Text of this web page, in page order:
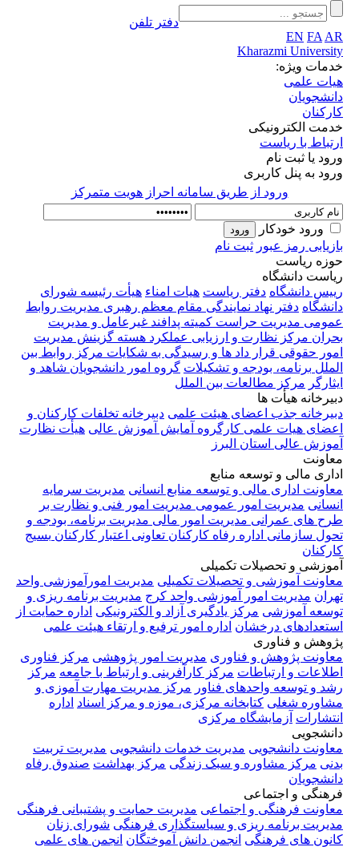
دفتر تلفن
EN FA AR
Kharazmi University
خدمات ویژه:
هیات علمی
دانشجویان
کارکنان
خدمت الکترونیکی
ارتباط با ریاست
ورود یا ثبت نام
ورود به پنل کاربری
ورود از طريق سامانه احراز هويت متمركز
ورود خودکار
بازیابی رمز عبور ثبت نام
حوزه ریاست
ریاست دانشگاه
رییس دانشگاه دفتر ریاست هیات امناء هیأت رئیسه شورای
دانشگاه دفتر نهاد نمایندگی مقام معظم رهبری مدیریت روابط
عمومی مدیریت حراست کمیته پدافند غیرعامل و مدیریت
بحران مرکز نظارت و ارزیابی عملکرد هسته گزینش مدیریت
امور حقوقی قرار داد ها و رسیدگی به شکایات مرکز روابط بین
الملل برنامه، بودجه و تشکیلات گروه امور دانشجویان شاهد و
ایثارگر مرکز مطالعات بین الملل
دبیرخانه هیأت ها
دبیرخانه جذب اعضای هیئت علمی دبیرخانه تخلفات کارکنان و
اعضای هیات علمی کارگروه آمایش آموزش عالی هیأت نظارت
آموزش عالی استان البرز
معاونت
اداری مالی و توسعه منابع
معاونت اداری مالی و توسعه منابع انسانی مدیریت سرمایه
انسانی مدیریت امور عمومی مدیریت امور فنی و نظارت بر
طرح های عمرانی مدیریت امور مالی مدیریت برنامه، بودجه و
تحول سازمانی اداره رفاه کارکنان تعاونی اعتبار کارکنان بسیج
کارکنان
آموزشی و تحصیلات تکمیلی
معاونت آموزشی و تحصیلات تکمیلی مدیریت امورآموزشی واحد
تهران مدیریت امور آموزشی واحد کرج مدیریت برنامه ریزی و
توسعه آموزشی مرکز یادگیری آزاد و الکترونیکی اداره حمایت از
استعدادهای درخشان اداره امور ترفیع و ارتقاء هیئت علمی
پژوهش و فناوری
معاونت پژوهش و فناوری مدیریت امور پژوهشی مرکز فناوری
اطلاعات و ارتباطات مرکز کارآفرینی و ارتباط با جامعه مرکز
رشد و توسعه واحدهای فناور مرکز مدیریت مهارت آموزی و
مشاوره شغلی کتابخانه مرکزی، موزه و مرکز اسناد اداره
انتشارات آزمایشگاه مرکزی
دانشجویی
معاونت دانشجویی مدیریت خدمات دانشجویی مدیریت تربیت
بدنی مرکز مشاوره و سبک زندگی مرکز بهداشت صندوق رفاه
دانشجویان
فرهنگی و اجتماعی
معاونت فرهنگی و اجتماعی مدیریت حمایت و پشتیبانی فرهنگی
مدیریت برنامه ریزی و سیاستگذاری فرهنگی شورای زنان
کانون های فرهنگی انجمن دانش آموختگان انجمن های علمی